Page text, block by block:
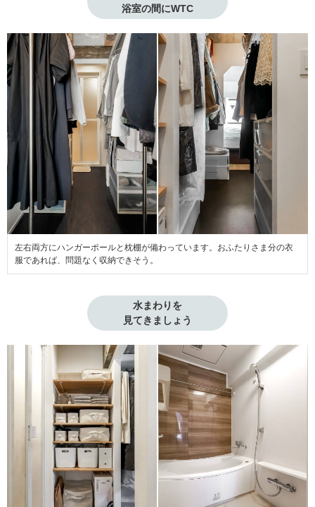
浴室の間にWTC
左右両方にハンガーポールと枕棚が備わっています。おふたりさま分の衣
服であれば、問題なく収納できそう。
水まわりを
見てきましょう